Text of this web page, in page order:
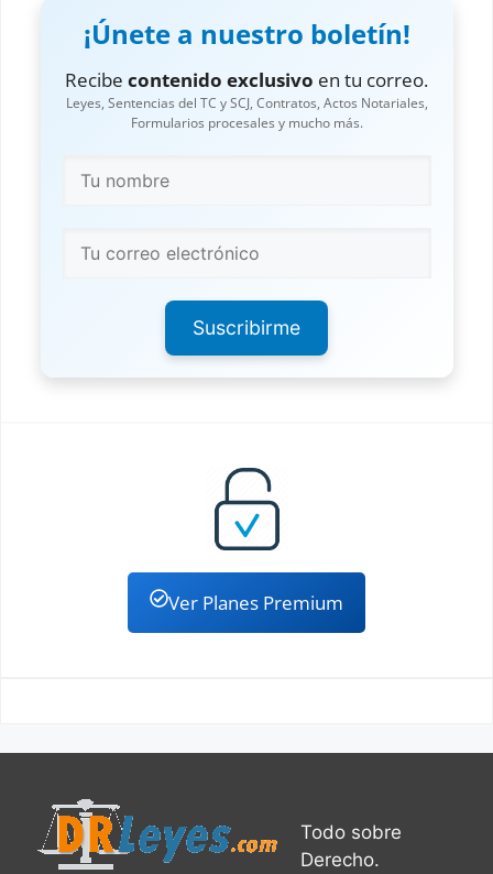
¡Únete a nuestro boletín!
Recibe contenido exclusivo en tu correo.
Leyes, Sentencias del TC y SCJ, Contratos, Actos Notariales,
Formularios procesales y mucho más.
Suscribirme
Ver Planes Premium
Todo sobre
Derecho.